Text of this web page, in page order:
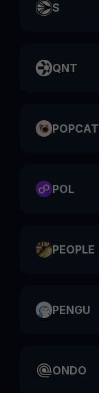
S
QNT
POPCAT
POL
PEOPLE
PENGU
ONDO